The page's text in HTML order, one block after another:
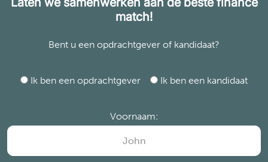
match!
Bent u een opdrachtgever of kandidaat?
Ik ben een opdrachtgever Ik ben een kandidaat
Voornaam: